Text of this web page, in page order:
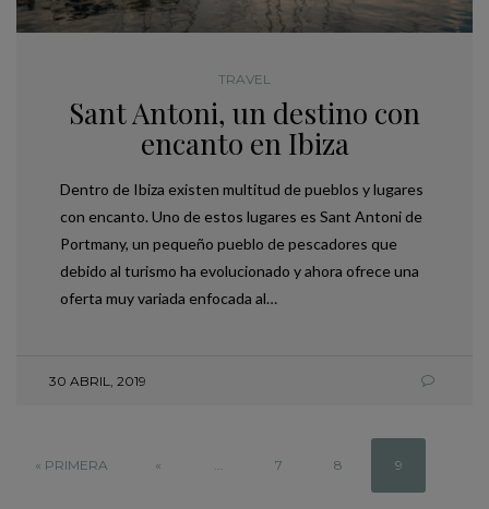
TRAVEL
Sant Antoni, un destino con
encanto en Ibiza
Dentro de Ibiza existen multitud de pueblos y lugares
con encanto. Uno de estos lugares es Sant Antoni de
Portmany, un pequeño pueblo de pescadores que
debido al turismo ha evolucionado y ahora ofrece una
oferta muy variada enfocada al…
30 ABRIL, 2019
« PRIMERA « ... 7 8 9